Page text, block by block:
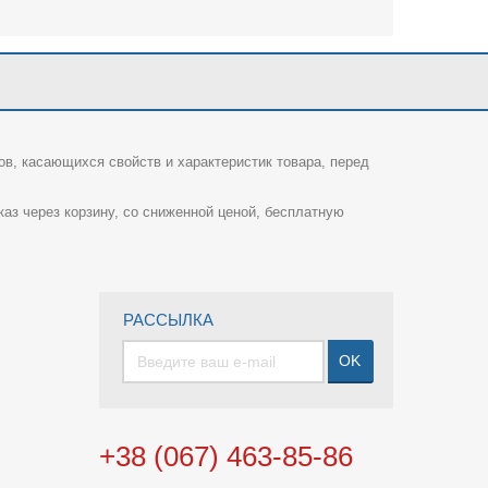
касающихся свойств и характеристик товара, перед
через корзину, со сниженной ценой, бесплатную
РАССЫЛКА
OK
+38 (067) 463-85-86